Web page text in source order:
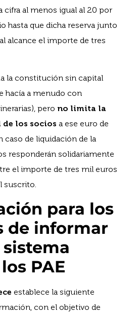
cifra al menos igual al 20 por
hasta que dicha reserva junto
alcance el importe de tres
la constitución sin capital
hacía a menudo con
pero no limita la
los socios a ese euro de
de liquidación de la
responderán solidariamente
el importe de tres mil euros
suscrito.
para los
de informar
PAE
establece la siguiente
con el objetivo de